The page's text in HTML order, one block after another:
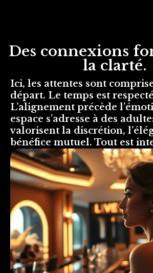
Des connexions
la clarté.
Ici, les attentes sont
départ. Le temps est
L’alignement précède
espace s’adresse à des
valorisent la discrétion,
bénéfice mutuel. Tout est